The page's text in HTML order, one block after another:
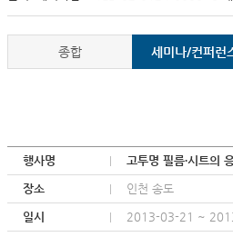
종합 세미나/컨퍼런
행사명 고투명 필름∙시트의
장소 인천 송도
일시 2013-03-21 ~